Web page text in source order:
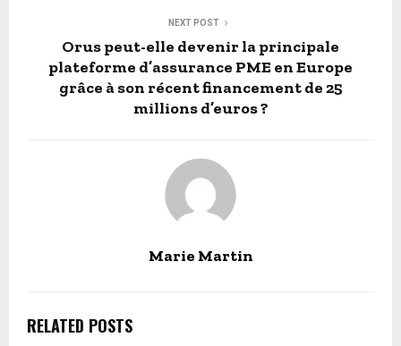
NEXT POST
Orus peut-elle devenir la principale
plateforme d’assurance PME en Europe
grâce à son récent financement de 25
millions d’euros ?
Marie Martin
RELATED POSTS